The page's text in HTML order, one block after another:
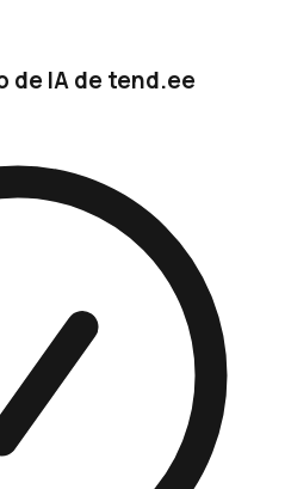
de IA de tend.ee